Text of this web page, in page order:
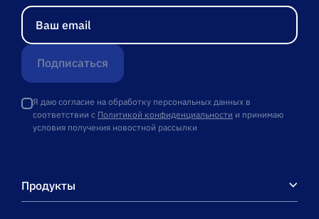
Подписаться
Я даю согласие на обработку персональных данных в
соответствии с Политикой конфиденциальности и принимаю
условия получения новостной рассылки
Продукты